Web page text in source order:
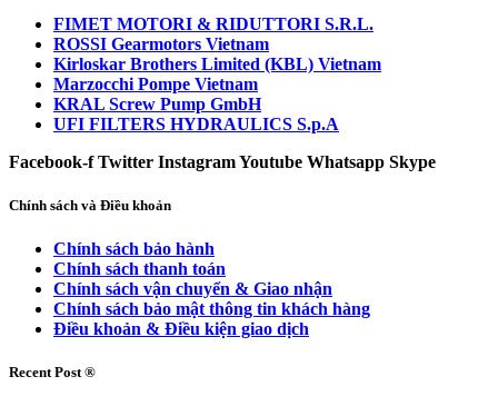
FIMET MOTORI & RIDUTTORI S.R.L.
ROSSI Gearmotors Vietnam
Kirloskar Brothers Limited (KBL) Vietnam
Marzocchi Pompe Vietnam
KRAL Screw Pump GmbH
UFI FILTERS HYDRAULICS S.p.A
Facebook-f Twitter InstagramYoutube Whatsapp Skype
Chính sách và Điều khoản
Chính sách bảo hành
Chính sách thanh toán
Chính sách vận chuyển & Giao nhận
Chính sách bảo mật thông tin khách hàng
Điều khoản & Điều kiện giao dịch
Recent Post ®